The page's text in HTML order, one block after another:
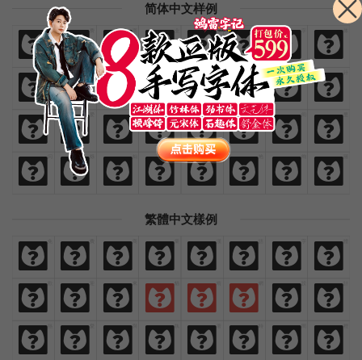
简体中文样例
免
免 费 商
商 业
业 汉
汉 语
语 字
字 体
体
欢 迎
迎 来 猫
猫 啃
啃 网
网 设
设 计
热
热 爱 与
与 执
执 着
着 时
时 间
间 里
里
闪 烁 灿
灿 烂
烂 鲜 艳 绚
绚 丽
丽
繁體中文樣例
免 費 商 業 漢 語 字 體
歡 迎 來
來 貓
貓 啃 網
網 設
設 計
計
熱 愛 與
與 執
執 著 時 間
間 裡
裡